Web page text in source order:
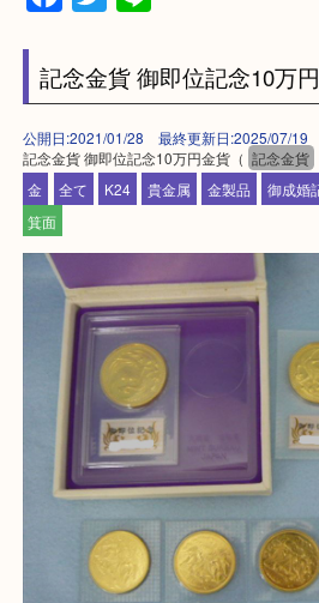
登録方法
【スマートフォンの場合】
下記バナーよりフォローお願
【パソコンの場合】
設定の中にあるネームタグ
ていただき